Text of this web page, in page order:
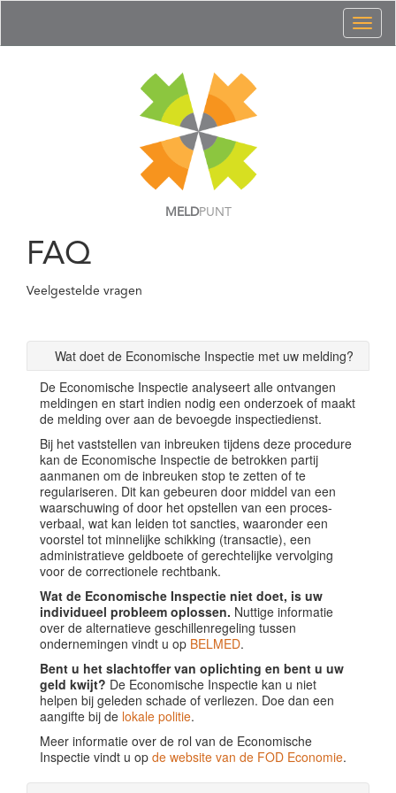
MELDPUNT
FAQ
Veelgestelde vragen
Wat doet de Economische Inspectie met uw melding?
De Economische Inspectie analyseert alle ontvangen
meldingen en start indien nodig een onderzoek of maakt
de melding over aan de bevoegde inspectiedienst.
Bij het vaststellen van inbreuken tijdens deze procedure
kan de Economische Inspectie de betrokken partij
aanmanen om de inbreuken stop te zetten of te
regulariseren. Dit kan gebeuren door middel van een
waarschuwing of door het opstellen van een proces-
verbaal, wat kan leiden tot sancties, waaronder een
voorstel tot minnelijke schikking (transactie), een
administratieve geldboete of gerechtelijke vervolging
voor de correctionele rechtbank.
Wat de Economische Inspectie niet doet, is uw
individueel probleem oplossen. Nuttige informatie
over de alternatieve geschillenregeling tussen
ondernemingen vindt u op BELMED.
Bent u het slachtoffer van oplichting en bent u uw
geld kwijt? De Economische Inspectie kan u niet
helpen bij geleden schade of verliezen. Doe dan een
aangifte bij de lokale politie.
Meer informatie over de rol van de Economische
Inspectie vindt u op de website van de FOD Economie.